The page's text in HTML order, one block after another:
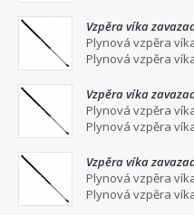
Vzpěra víka
Plynová vzpěra
Plynová vzpěra
Vzpěra víka
Plynová vzpěra
Plynová vzpěra
Vzpěra víka
Plynová vzpěra
Plynová vzpěra